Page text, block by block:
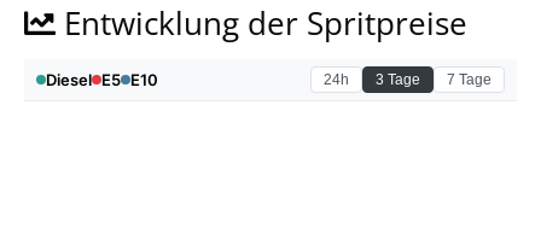
Entwicklung der Spritpreise